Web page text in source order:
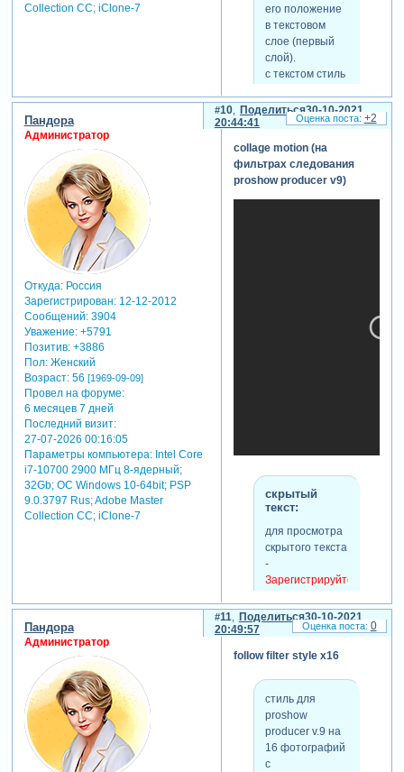
для просмотра
скрытого текста
-
Зарегистрируйтесь,
ссылкиили
зарегистрируйтесь.
Collection СС; iClone-7
его положение
в текстовом
слое (первый
слой).
с текстом стиль
начиная с
шестой версии
в каждом стиле
четыре слоя с
футажами,
надеюсь, что
скрытый
текст:
для просмотра
-
Зарегистрируйтесь,
чтобы увидеть
ссылкиили
зарегистрируйтесь
Поделиться
10
30-10-2021
20:44:41
Пандора
Администратор
Откуда:Россия
Зарегистрирован: 12-12-2012
Сообщений:3904
Уважение: +5791
Позитив: +3886
Пол:Женский
Возраст:56 [1969-09-09]
Провел на форуме:
6 месяцев 7 дней
Последний визит:
27-07-2026 00:16:05
Параметры компьютера:Intel Core
i7-10700 2900 МГц 8-ядерный;
32Gb; ОС Windows 10-64bit; PSP
9.0.3797 Rus; Adobe Master
Collection СС; iClone-7
collage motion (на
фильтрах следования
proshow producer v9)
скрытый
текст:
для просмотра
скрытого текста
-
Зарегистрируйтесь,
ссылкиили
зарегистрируйтесь.
второй вариант стиля, без
управляющего слоя.
+2
Поделиться
11
30-10-2021
20:49:57
Пандора
Администратор
follow filter style x16
стиль для
proshow
producer v.9 на
16 фотографий
с
0